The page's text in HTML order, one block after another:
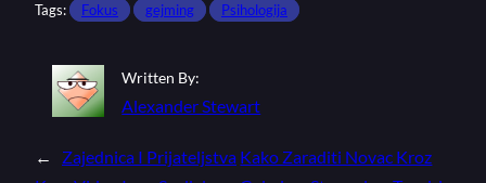
Tags:
Fokus gejming Psihologija
Written By:
Alexander Stewart
←
Zajednica I Prijateljstva Kako Zaraditi Novac Kroz